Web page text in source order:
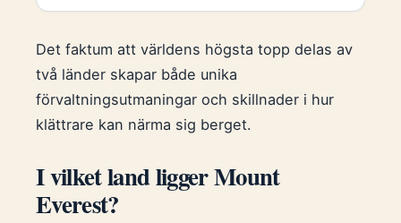
Det faktum att världens högsta topp delas av
två länder skapar både unika
förvaltningsutmaningar och skillnader i hur
klättrare kan närma sig berget.
I vilket land ligger Mount
Everest?